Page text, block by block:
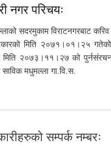
नगर परिचयः
सदरमुकाम विराटनगरबाट करिव
मिति २०७१।०१।२५ गतेको
२०७३।११।२७ को
साविक मधुमल्ला गा.वि.स.
सम्पर्क नम्बरः